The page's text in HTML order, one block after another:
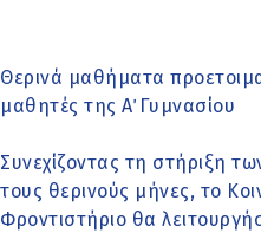
Θερινά μαθήματα
μαθητές της Α΄ Γυμνασίου
Συνεχίζοντας τη στήριξη
τους θερινούς μήνες, το
Φροντιστήριο θα